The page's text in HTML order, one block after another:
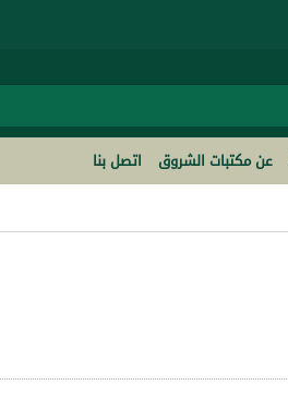
عن مكتبات الشروق اتصل بنا